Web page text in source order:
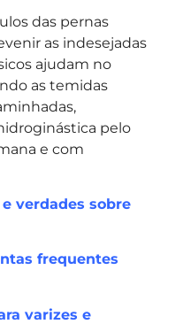
das pernas
as indesejadas
ajudam no
as temidas
pelo
e com
verdades sobre
frequentes
varizes e